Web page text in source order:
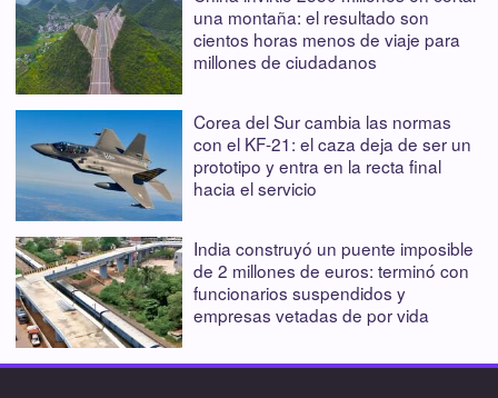
una montaña: el resultado son
cientos horas menos de viaje para
millones de ciudadanos
Corea del Sur cambia las normas
con el KF-21: el caza deja de ser un
prototipo y entra en la recta final
hacia el servicio
India construyó un puente imposible
de 2 millones de euros: terminó con
funcionarios suspendidos y
empresas vetadas de por vida